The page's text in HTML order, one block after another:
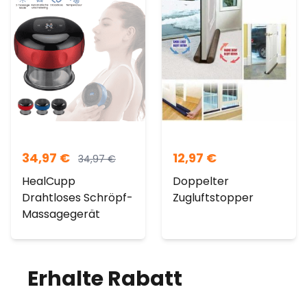
34,97 € 34,97€
HealCupp
Drahtloses Schröpf-
Massagegerät
12,97 €
Doppelter
Zugluftstopper
Erhalte Rabatt